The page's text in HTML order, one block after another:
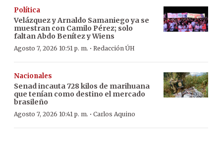
Política
Velázquez y Arnaldo Samaniego ya se
muestran con Camilo Pérez; solo
faltan Abdo Benítez y Wiens
Agosto 7, 2026 10:51 p. m. · Redacción ÚH
Nacionales
Senad incauta 728 kilos de marihuana
que tenían como destino el mercado
brasileño
Agosto 7, 2026 10:41 p. m. · Carlos Aquino